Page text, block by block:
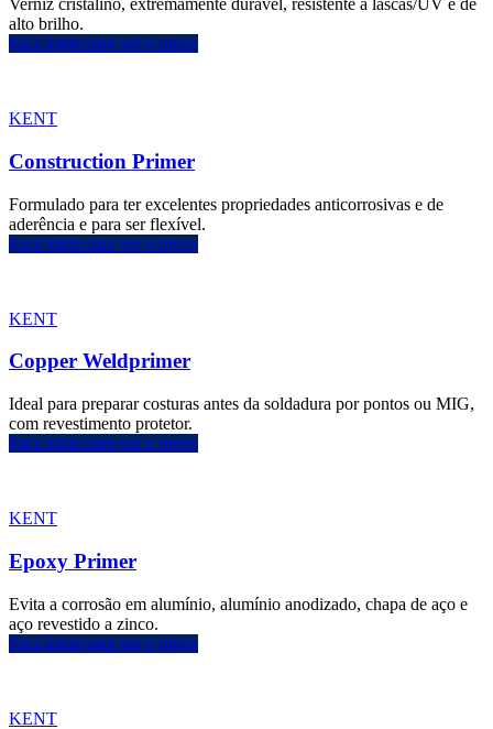
Verniz cristalino, extremamente durável, resistente a lascas/UV e de
alto brilho.
Faça login para ver o preço
KENT
Construction Primer
Formulado para ter excelentes propriedades anticorrosivas e de
aderência e para ser flexível.
Faça login para ver o preço
KENT
Copper Weldprimer
Ideal para preparar costuras antes da soldadura por pontos ou MIG,
com revestimento protetor.
Faça login para ver o preço
KENT
Epoxy Primer
Evita a corrosão em alumínio, alumínio anodizado, chapa de aço e
aço revestido a zinco.
Faça login para ver o preço
KENT